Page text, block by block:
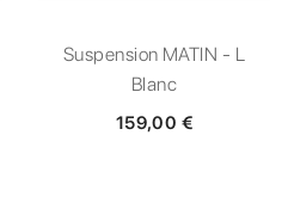
Suspension MATIN - L
Blanc
159,00 €